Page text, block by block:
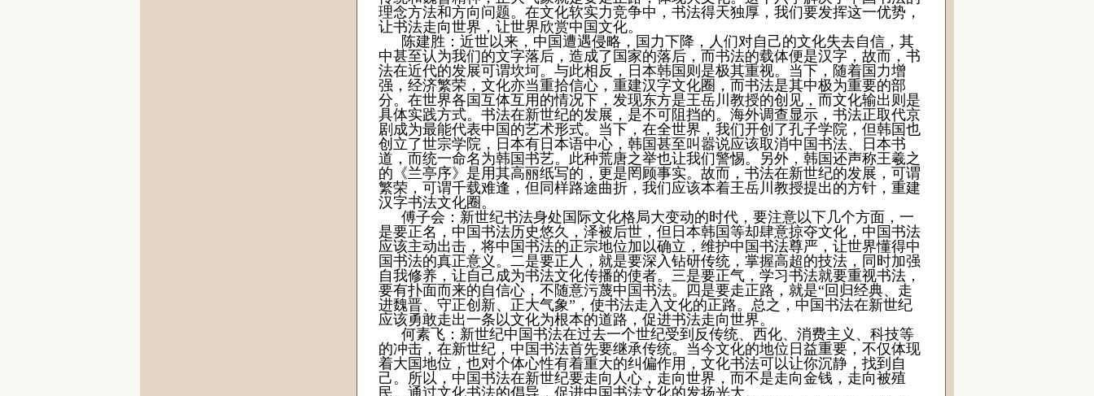
理念方法和方向问题。在文化软实力竞争中，书法得天独厚，我们要发挥这一优势，
让书法走向世界，让世界欣赏中国文化。
陈建胜 ：近世以来，中国遭遇侵略，国力下降，人们对自己的文化失去自信，其
中甚至认为我们的文字落后，造成了国家的落后，而书法的载体便是汉字，故而，书
法在近代的发展可谓坎坷。与此相反，日本韩国则是极其重视。当下，随着国力增
强，经济繁荣，文化亦当重拾信心，重建汉字文化圈，而书法是其中极为重要的部
分。在世界各国互体互用的情况下，发现东方是王岳川教授的创见，而文化输出则是
具体实践方式。书法在新世纪的发展，是不可阻挡的。海外调查显示，书法正取代京
剧成为最能代表中国的艺术形式。当下，在全世界，我们开创了孔子学院，但韩国也
创立了世宗学院，日本有日本语中心，韩国甚至叫嚣说应该取消中国书法、日本书
道，而统一命名为韩国书艺。此种荒唐之举也让我们警惕。另外，韩国还声称王羲之
的《兰亭序》是用其高丽纸写的，更是罔顾事实。故而，书法在新世纪的发展，可谓
繁荣，可谓千载难逢，但同样路途曲折，我们应该本着王岳川教授提出的方针，重建
汉字书法文化圈。
傅子会 ：新世纪书法身处国际文化格局大变动的时代，要注意以下几个方面，一
是要正名，中国书法历史悠久，泽被后世，但日本韩国等却肆意掠夺文化，中国书法
应该主动出击，将中国书法的正宗地位加以确立，维护中国书法尊严，让世界懂得中
国书法的真正意义。二是要正人，就是要深入钻研传统，掌握高超的技法，同时加强
自我修养，让自己成为书法文化传播的使者。三是要正气，学习书法就要重视书法，
要有扑面而来的自信心，不随意污蔑中国书法。四是要走正路，就是“回归经典、走
进魏晋、守正创新、正大气象”，使书法走入文化的正路。总之，中国书法在新世纪
应该勇敢走出一条以文化为根本的道路，促进书法走向世界。
何素飞 ：新世纪中国书法在过去一个世纪受到反传统、西化、消费主义、科技等
的冲击，在新世纪，中国书法首先要继承传统。当今文化的地位日益重要，不仅体现
着大国地位，也对个体心性有着重大的纠偏作用，文化书法可以让你沉静，找到自
己。所以，中国书法在新世纪要走向人心，走向世界，而不是走向金钱，走向被殖
民。通过文化书法的倡导，促进中国书法文化的发扬光大。